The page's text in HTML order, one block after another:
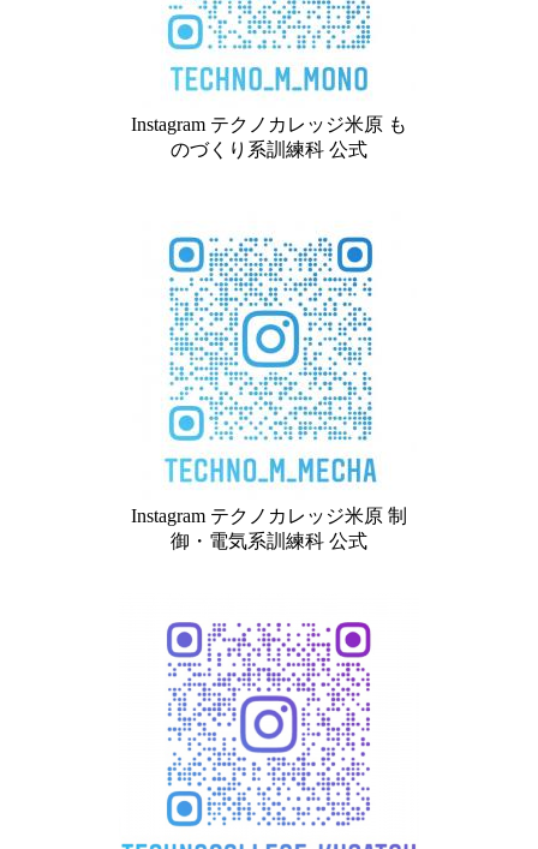
Instagram テクノカレッジ米原 も
のづくり系訓練科 公式
Instagram テクノカレッジ米原 制
御・電気系訓練科 公式